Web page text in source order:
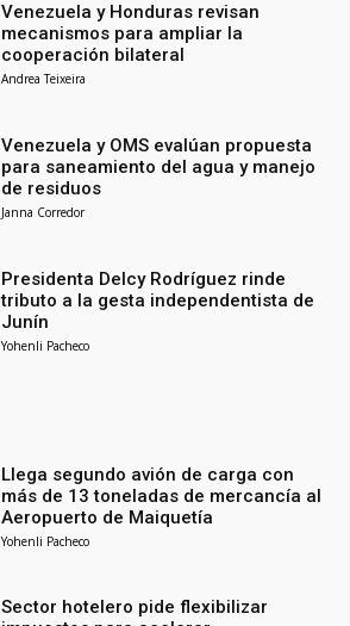
Venezuela y Honduras revisan
mecanismos para ampliar la
cooperación bilateral
Andrea Teixeira
Venezuela y OMS evalúan propuesta
para saneamiento del agua y manejo
de residuos
Janna Corredor
Presidenta Delcy Rodríguez rinde
tributo a la gesta independentista de
Junín
Yohenli Pacheco
Llega segundo avión de carga con
más de 13 toneladas de mercancía al
Aeropuerto de Maiquetía
Yohenli Pacheco
Sector hotelero pide flexibilizar